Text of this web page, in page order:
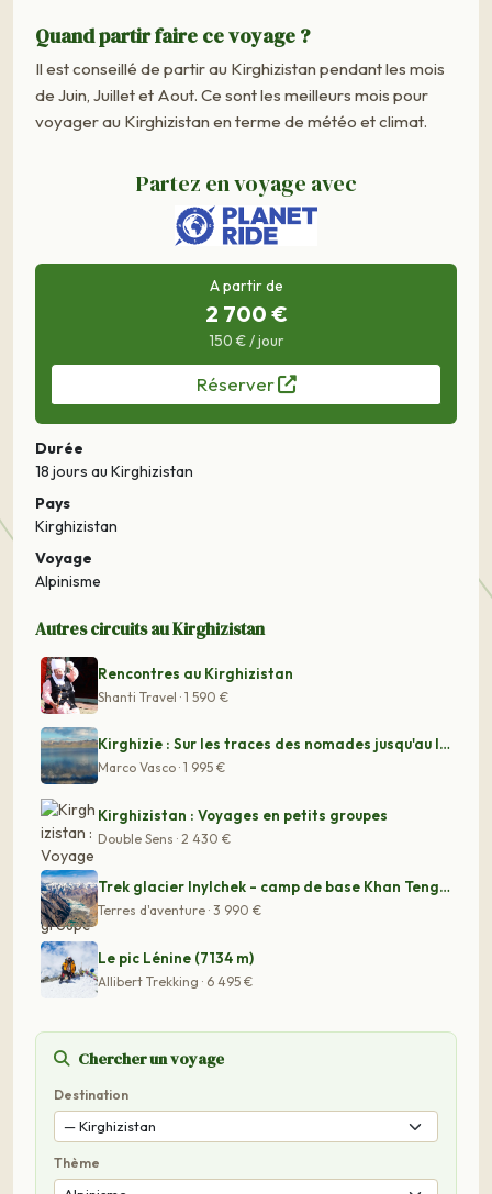
Quand partir faire ce voyage ?
Il est conseillé de partir au Kirghizistan pendant les mois
de Juin, Juillet et Aout. Ce sont les meilleurs mois pour
voyager au Kirghizistan en terme de météo et climat.
Partez en voyage avec
A partir de
2 700 €
150 € / jour
Réserver
Durée
18 jours au Kirghizistan
Pays
Kirghizistan
Voyage
Alpinisme
Autres circuits au Kirghizistan
Rencontres au Kirghizistan
Shanti Travel · 1 590 €
Kirghizie : Sur les traces des nomades jusqu'au lac Son
Marco Vasco · 1 995 €
Kirghizistan : Voyages en petits groupes
Double Sens · 2 430 €
Trek glacier Inylchek - camp de base Khan Tengri - Rand
Terres d'aventure · 3 990 €
Le pic Lénine (7134 m)
Allibert Trekking · 6 495 €
Chercher un voyage
Destination
Thème